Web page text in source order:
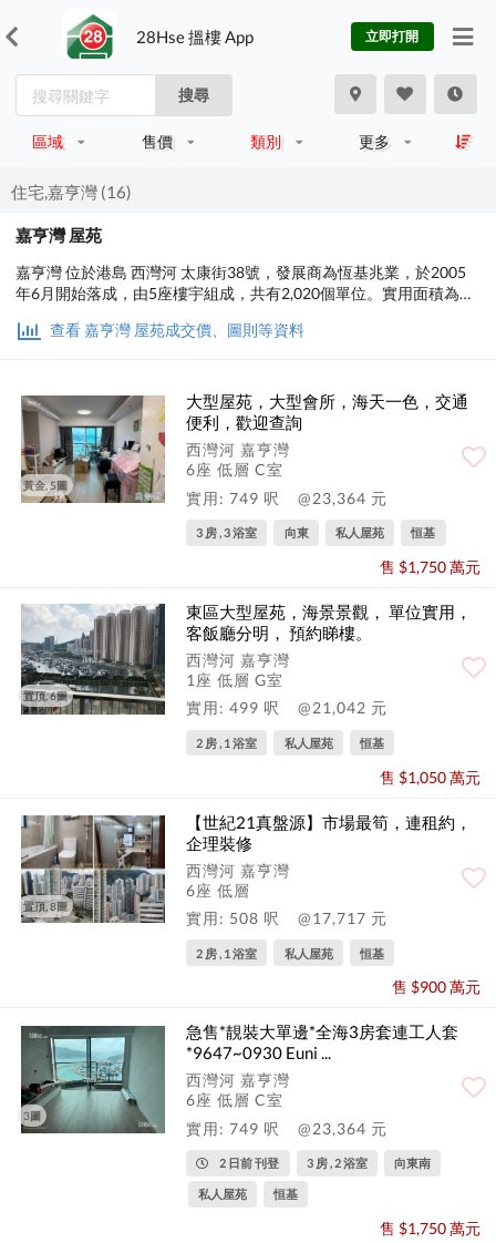
28Hse 搵樓 App 立即打開
搜尋
區域 售價 類別 更多
住宅,嘉亨灣 (16)
嘉亨灣 屋苑
嘉亨灣 位於港島 西灣河 太康街38號，發展商為恆基兆業，於2005
年6月開始落成，由5座樓宇組成，共有2,020個單位。實用面積為
施、娛樂設施、餐飲設施、美容/保健、休閒區；交通便利，步行至
查看 嘉亨灣 屋苑成交價、圖則等資料
黃金, 5圖
大型屋苑，大型會所，海天一色，交通
便利，歡迎查詢
西灣河 嘉亨灣
6座 低層 C室
實用: 749 呎
@23,364 元
3 房 , 3 浴室 向東 私人屋苑 恒基
售 $1,750 萬元
置頂, 6圖
東區大型屋苑，海景景觀， 單位實用，
客飯廳分明， 預約睇樓。
西灣河 嘉亨灣
1座 低層 G室
實用: 499 呎
@21,042 元
2 房 , 1 浴室 私人屋苑 恒基
售 $1,050 萬元
置頂, 8圖
【世紀21真盤源】市場最筍，連租約，
企理裝修
西灣河 嘉亨灣
6座 低層
實用: 508 呎
@17,717 元
2 房 , 1 浴室 私人屋苑 恒基
售 $900 萬元
3圖
急售*靚裝大單邊*全海3房套連工人套
*9647~0930 Euni ...
西灣河 嘉亨灣
6座 低層 C室
實用: 749 呎
@23,364 元
2 日前 刊登 3 房 , 2 浴室 向東南
私人屋苑 恒基
售 $1,750 萬元